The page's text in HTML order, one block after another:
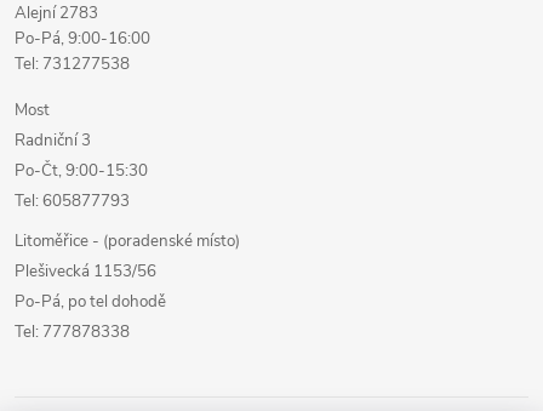
Alejní 2783
Po-Pá, 9:00-16:00
Tel: 731277538
Most
Radniční 3
Po-Čt, 9:00-15:30
Tel: 605877793
Litoměřice - (poradenské místo)
Plešivecká 1153/56
Po-Pá, po tel dohodě
Tel: 777878338